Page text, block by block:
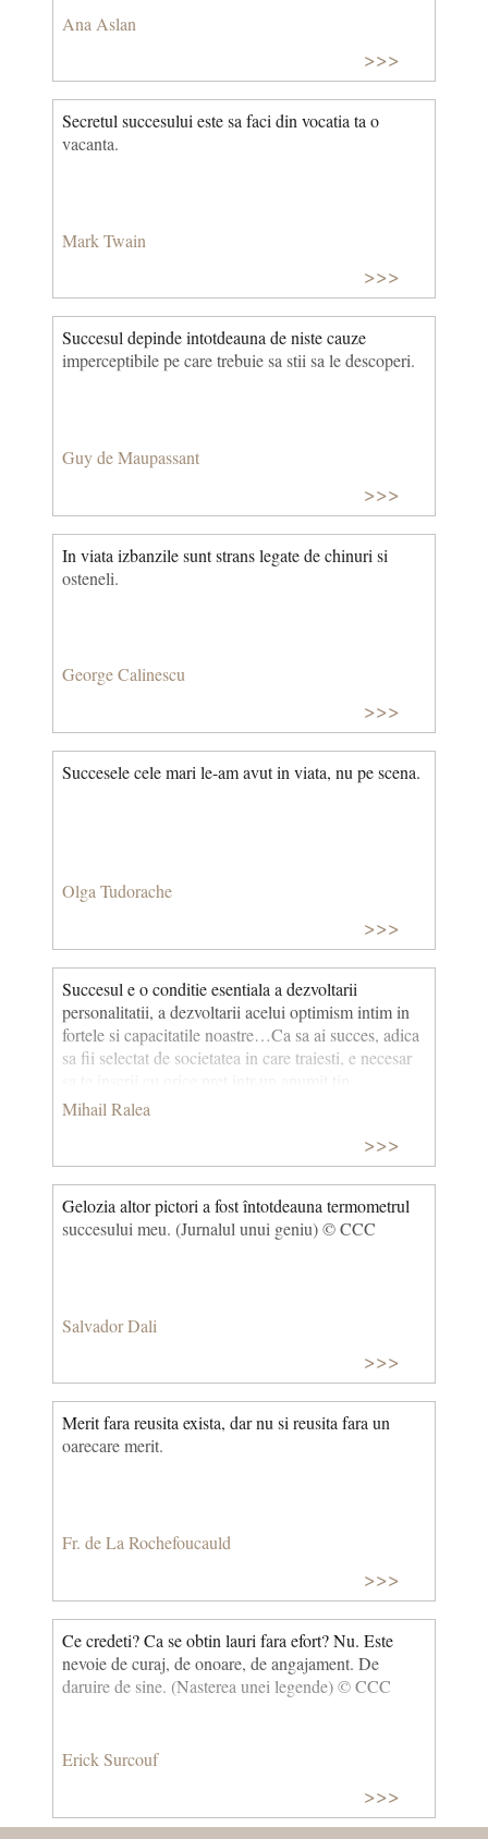
Ana Aslan
>>>
Secretul succesului este sa faci din vocatia ta o
vacanta.
Mark Twain
>>>
Succesul depinde intotdeauna de niste cauze
imperceptibile pe care trebuie sa stii sa le descoperi.
Guy de Maupassant
>>>
In viata izbanzile sunt strans legate de chinuri si
osteneli.
George Calinescu
>>>
Succesele cele mari le-am avut in viata, nu pe scena.
Olga Tudorache
>>>
Succesul e o conditie esentiala a dezvoltarii
personalitatii, a dezvoltarii acelui optimism intim in
fortele si capacitatile noastre…Ca sa ai succes, adica
sa fii selectat de societatea in care traiesti, e necesar
universul nostru psihic si moral este o constructie ale
institutiile sunt de asemenea constructii nascute din
ansamblul de reguli sau de principii a caror rigiditate
si eficacitate sunt asigurate prin sanctiunea sociala ...
Societatea nu are numai rolul de jandarm. Daca stie
sa pedepseasca, ea stie sa si recompenseze.
Mihail Ralea
>>>
Gelozia altor pictori a fost întotdeauna termometrul
succesului meu. (Jurnalul unui geniu) © CCC
Salvador Dali
>>>
Merit fara reusita exista, dar nu si reusita fara un
oarecare merit.
Fr. de La Rochefoucauld
>>>
Ce credeti? Ca se obtin lauri fara efort? Nu. Este
nevoie de curaj, de onoare, de angajament. De
daruire de sine. (Nasterea unei legende) © CCC
Erick Surcouf
>>>